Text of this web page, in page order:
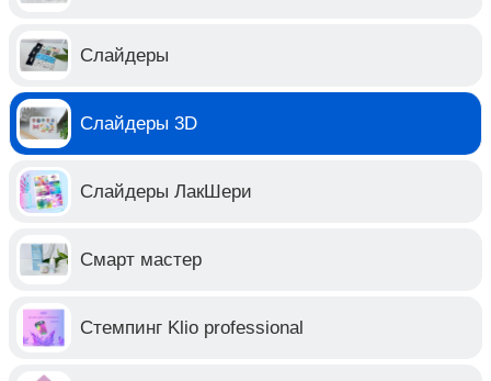
Слайдеры
Слайдеры 3D
Слайдеры ЛакШери
Смарт мастер
Стемпинг Klio professional